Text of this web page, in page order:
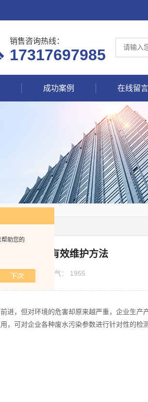
帮助您的
销售咨询热线：
17317697985
成功案例 在线留言
效维护方法
质分析仪的有效维护方法
01 浏览人气： 1955
，但对环境的危害却原来越严重，企业生产
，可对企业各种废水污染参数进行针对性的检